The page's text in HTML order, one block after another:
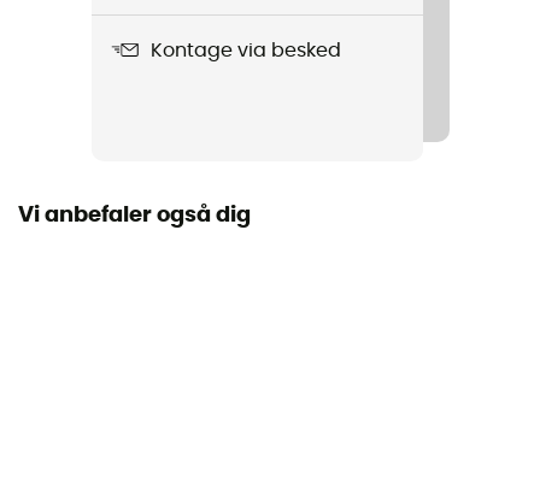
Kontage via besked
Vi anbefaler også dig